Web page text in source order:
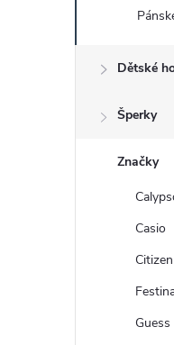
n
Dětské
Šperky
Značky
Casio
Citizen
Guess